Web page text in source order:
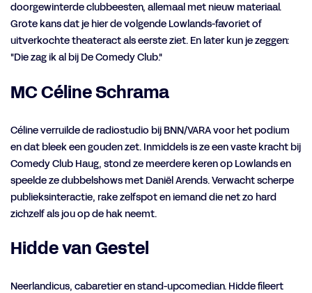
doorgewinterde clubbeesten, allemaal met nieuw materiaal.
Grote kans dat je hier de volgende Lowlands-favoriet of
uitverkochte theateract als eerste ziet. En later kun je zeggen:
"Die zag ik al bij De Comedy Club."
MC Céline Schrama
Céline verruilde de radiostudio bij BNN/VARA voor het podium
en dat bleek een gouden zet. Inmiddels is ze een vaste kracht bij
Comedy Club Haug, stond ze meerdere keren op Lowlands en
speelde ze dubbelshows met Daniël Arends. Verwacht scherpe
publieksinteractie, rake zelfspot en iemand die net zo hard
zichzelf als jou op de hak neemt.
Hidde van Gestel
Neerlandicus, cabaretier en stand-upcomedian. Hidde fileert